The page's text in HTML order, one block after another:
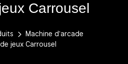
Carrousel
Machine d'arcade
jeux Carrousel